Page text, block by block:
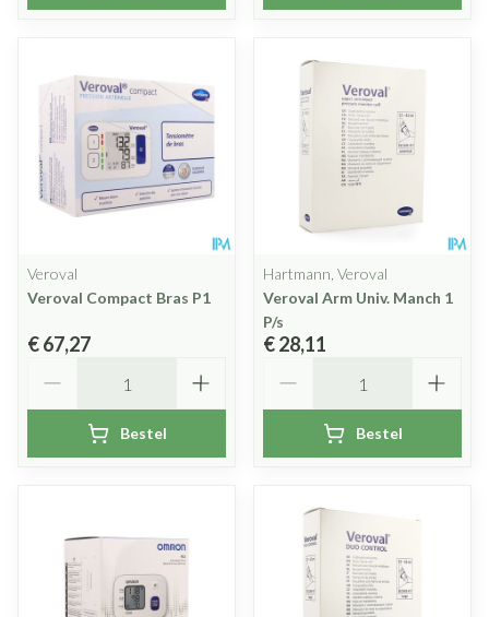
Veroval
Veroval Compact Bras P1
€ 67,27
Bestel
Hartmann, Veroval
Veroval Arm Univ. Manch 1
P/s
€ 28,11
Bestel